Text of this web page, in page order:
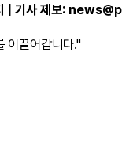
| 기사 제보:
이끌어갑니다."